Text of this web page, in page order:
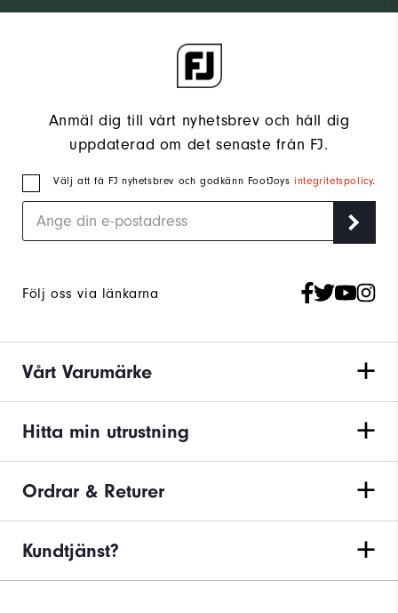
Anmäl dig till vårt nyhetsbrev och håll dig
uppdaterad om det senaste från FJ.
Välj att få FJ nyhetsbrev och godkänn FootJoysintegritetspolicy.
Följ oss via länkarna
Vårt Varumärke
Hitta min utrustning
Ordrar & Returer
Kundtjänst?